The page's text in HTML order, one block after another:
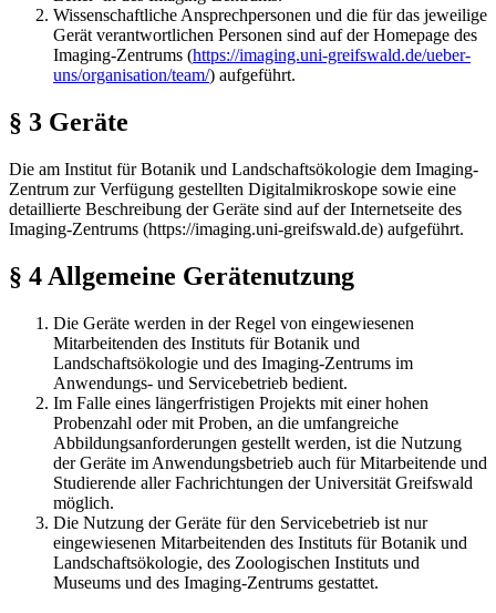
Wissenschaftliche Ansprechpersonen und die für das jeweilige
Gerät verantwortlichen Personen sind auf der Homepage des
Imaging-Zentrums (https://imaging.uni-greifswald.de/ueber-
uns/organisation/team/) aufgeführt.
§ 3 Geräte
Die am Institut für Botanik und Landschaftsökologie dem Imaging-
Zentrum zur Verfügung gestellten Digitalmikroskope sowie eine
detaillierte Beschreibung der Geräte sind auf der Internetseite des
Imaging-Zentrums (https://imaging.uni-greifswald.de) aufgeführt.
§ 4 Allgemeine Gerätenutzung
Die Geräte werden in der Regel von eingewiesenen
Mitarbeitenden des Instituts für Botanik und
Landschaftsökologie und des Imaging-Zentrums im
Anwendungs- und Servicebetrieb bedient.
Im Falle eines längerfristigen Projekts mit einer hohen
Probenzahl oder mit Proben, an die umfangreiche
Abbildungsanforderungen gestellt werden, ist die Nutzung
der Geräte im Anwendungsbetrieb auch für Mitarbeitende und
Studierende aller Fachrichtungen der Universität Greifswald
möglich.
Die Nutzung der Geräte für den Servicebetrieb ist nur
eingewiesenen Mitarbeitenden des Instituts für Botanik und
Landschaftsökologie, des Zoologischen Instituts und
Museums und des Imaging-Zentrums gestattet.